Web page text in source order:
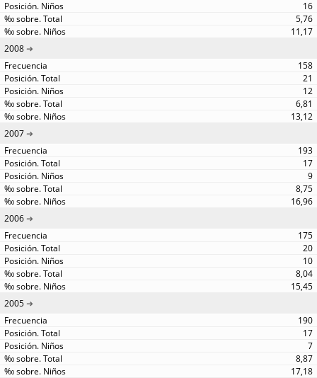
16
5,76
11,17
2008
158
21
12
6,81
13,12
2007
193
17
9
8,75
16,96
2006
175
20
10
8,04
15,45
2005
190
17
7
8,87
17,18